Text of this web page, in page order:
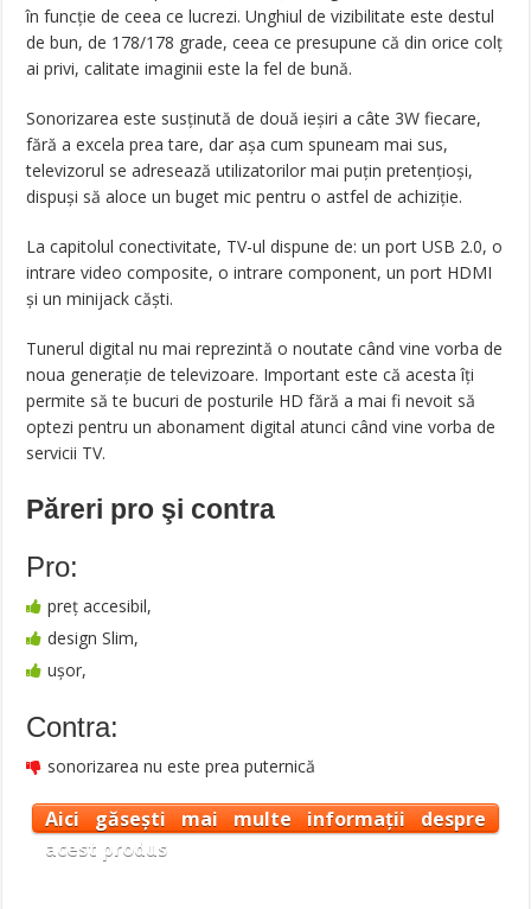
în funcție de ceea ce lucrezi. Unghiul de vizibilitate este destul
de bun, de 178/178 grade, ceea ce presupune că din orice colț
ai privi, calitate imaginii este la fel de bună.
Sonorizarea este susținută de două ieșiri a câte 3W fiecare,
fără a excela prea tare, dar așa cum spuneam mai sus,
televizorul se adresează utilizatorilor mai puțin pretențioși,
dispuși să aloce un buget mic pentru o astfel de achiziție.
La capitolul conectivitate, TV-ul dispune de: un port USB 2.0, o
intrare video composite, o intrare component, un port HDMI
și un minijack căști.
Tunerul digital nu mai reprezintă o noutate când vine vorba de
noua generație de televizoare. Important este că acesta îți
permite să te bucuri de posturile HD fără a mai fi nevoit să
optezi pentru un abonament digital atunci când vine vorba de
servicii TV.
Păreri pro şi contra
Pro:
preț accesibil,
design Slim,
ușor,
Contra:
sonorizarea nu este prea puternică
Aici găsești mai multe informații despre
acest produs